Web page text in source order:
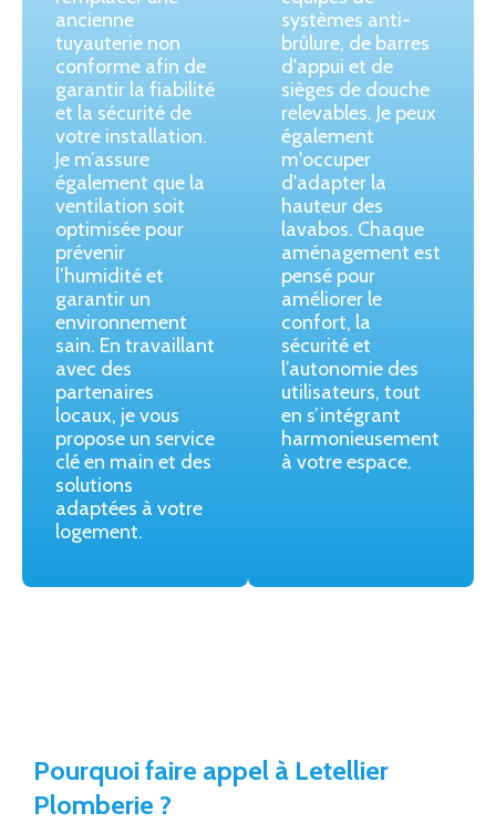
ancienne
tuyauterie non
conforme afin de
garantir la fiabilité
et la sécurité de
votre installation.
Je m’assure
également que la
ventilation soit
optimisée pour
prévenir
l’humidité et
garantir un
environnement
sain. En travaillant
avec des
partenaires
locaux, je vous
propose un service
clé en main et des
solutions
adaptées à votre
logement.
systèmes anti-
brûlure, de barres
d'appui et de
sièges de douche
relevables. Je peux
également
m'occuper
d'adapter la
hauteur des
lavabos. Chaque
aménagement est
pensé pour
améliorer le
confort, la
sécurité et
l’autonomie des
utilisateurs, tout
en s’intégrant
harmonieusement
à votre espace.
Pourquoi faire appel à Letellier
Plomberie ?